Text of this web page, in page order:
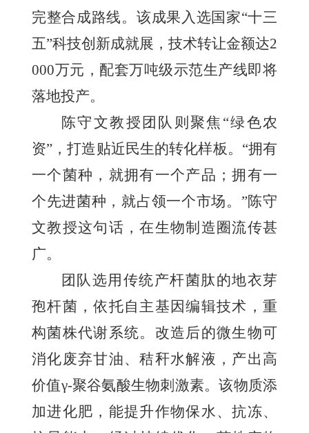
完整合成路线。该成果入选国家“十三
五”科技创新成就展，技术转让金额达2
000万元，配套万吨级示范生产线即将
落地投产。
陈守文教授团队则聚焦“绿色农
资”，打造贴近民生的转化样板。“拥有
一个菌种，就拥有一个产品；拥有一
个先进菌种，就占领一个市场。”陈守
文教授这句话，在生物制造圈流传甚
广。
团队选用传统产杆菌肽的地衣芽
孢杆菌，依托自主基因编辑技术，重
构菌株代谢系统。改造后的微生物可
消化废弃甘油、秸秆水解液，产出高
价值γ-聚谷氨酸生物刺激素。该物质添
加进化肥，能提升作物保水、抗冻、